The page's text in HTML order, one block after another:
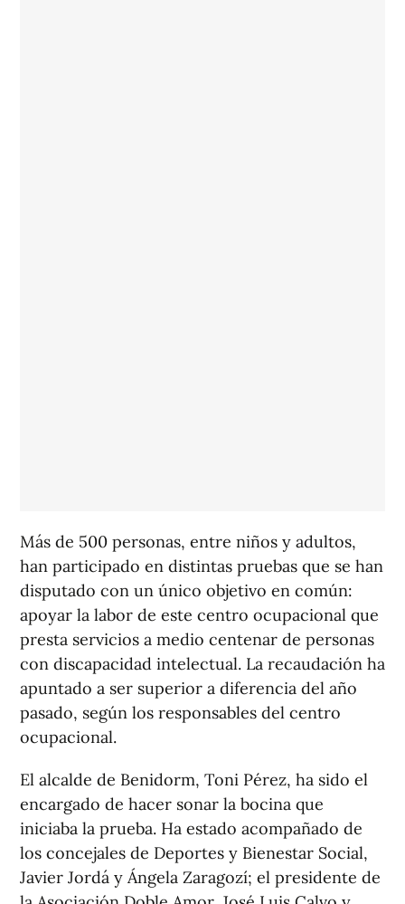
Más de 500 personas, entre niños y adultos,
han participado en distintas pruebas que se han
disputado con un único objetivo en común:
apoyar la labor de este centro ocupacional que
presta servicios a medio centenar de personas
con discapacidad intelectual. La recaudación ha
apuntado a ser superior a diferencia del año
pasado, según los responsables del centro
ocupacional.
El alcalde de Benidorm, Toni Pérez, ha sido el
encargado de hacer sonar la bocina que
iniciaba la prueba. Ha estado acompañado de
los concejales de Deportes y Bienestar Social,
Javier Jordá y Ángela Zaragozí; el presidente de